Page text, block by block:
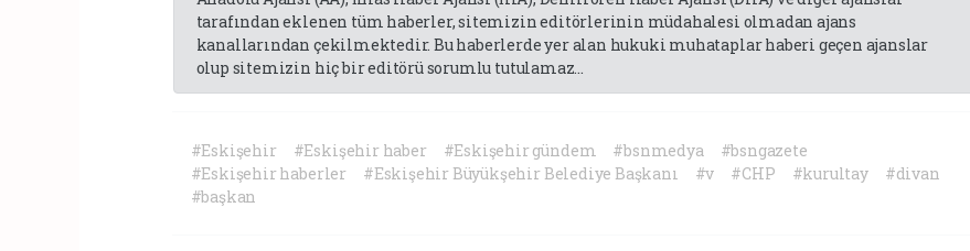
tarafından eklenen tüm haberler, sitemizin editörlerinin müdahalesi olmadan ajans
kanallarından çekilmektedir. Bu haberlerde yer alan hukuki muhataplar haberi geçen ajanslar
olup sitemizin hiç bir editörü sorumlu tutulamaz...
#Eskişehir #Eskişehir haber #Eskişehir gündem #bsnmedya
#bsngazete
#Eskişehir haberler
#Eskişehir Büyükşehir Belediye Başkanı #v #CHP #kurultay
#divan
#başkan